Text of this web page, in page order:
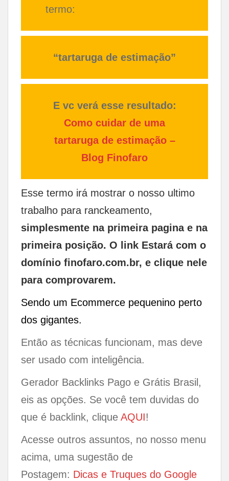
termo:
“tartaruga de estimação”
E vc verá esse resultado:
Como cuidar de uma
tartaruga de estimação –
Blog Finofaro
Esse termo irá mostrar o nosso ultimo
trabalho para ranckeamento,
simplesmente na primeira pagina e na
primeira posição. O link Estará com o
domínio finofaro.com.br, e clique nele
para comprovarem.
Sendo um Ecommerce pequenino perto
dos gigantes.
Então as técnicas funcionam, mas deve
ser usado com inteligência.
Gerador Backlinks Pago e Grátis Brasil,
eis as opções. Se você tem duvidas do
que é backlink, clique AQUI!
Acesse outros assuntos, no nosso menu
acima, uma sugestão de
Postagem: Dicas e Truques do Google